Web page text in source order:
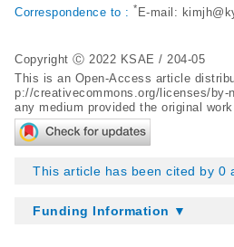
Correspondence to : * E-mail:
Copyright Ⓒ 2022 KSAE / 204-05
This is an Open-Access article
p://creativecommons.org/licenses/by-
any medium provided the original
This article has been cited by 0
Funding Information ▼